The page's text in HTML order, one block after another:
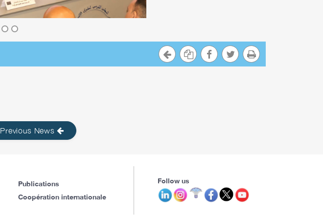
Previous News
Publications
Coopération internationale
Follow us